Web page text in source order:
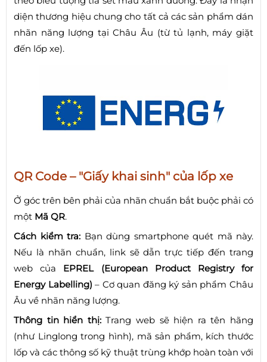
diện thương hiệu chung cho tất cả các sản phẩm dán
nhãn năng lượng tại Châu Âu (từ tủ lạnh, máy giặt
đến lốp xe).
QR Code – "Giấy khai sinh" của lốp xe
Ở góc trên bên phải của nhãn chuẩn bắt buộc phải có
một Mã QR.
Cách kiểm tra: Bạn dùng smartphone quét mã này.
Nếu là nhãn chuẩn, link sẽ dẫn trực tiếp đến trang
web của EPREL (European Product Registry for
Energy Labelling) – Cơ quan đăng ký sản phẩm Châu
Âu về nhãn năng lượng.
Thông tin hiển thị:Trang web sẽ hiện ra tên hãng
(như Linglong trong hình), mã sản phẩm, kích thước
lốp và các thông số kỹ thuật trùng khớp hoàn toàn với